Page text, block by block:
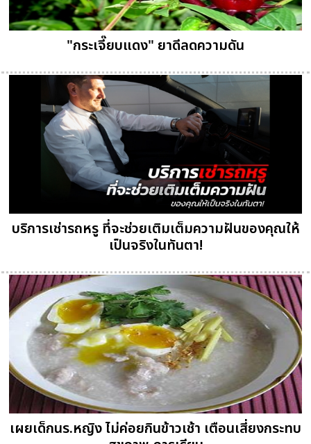
"กระเจี๊ยบแดง" ยาดีลดความดัน
บริการเช่ารถหรู ที่จะช่วยเติมเต็มความฝันของคุณให้
เป็นจริงในทันตา!
เผยเด็กนร.หญิง ไม่ค่อยกินข้าวเช้า เตือนเสี่ยงกระทบ